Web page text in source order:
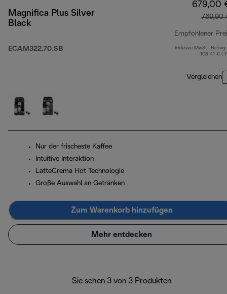
Magnifica Plus Silver
Black
ECAM322.70.SB
679,00
769,90
Empfohlener
Inklusive MwSt.-Betrag
108,41 € (
Vergleichen
Nur der frischeste Kaffee
Intuitive Interaktion
LatteCrema Hot Technologie
Große Auswahl an Getränken
Zum Warenkorb hinzufügen
Mehr entdecken
Sie sehen 3 von 3 Produkten